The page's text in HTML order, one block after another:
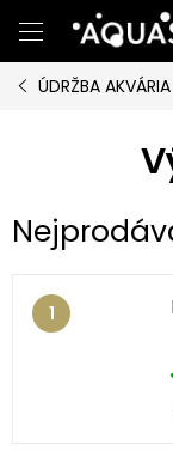
na
obsah
ÚDRŽBA AKVÁRIA